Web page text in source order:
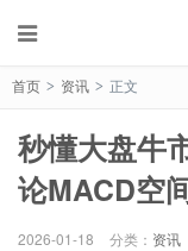
首页 > 资讯 > 正文
秒懂大盘牛
论MACD空
2026-01-18 分类： 资讯